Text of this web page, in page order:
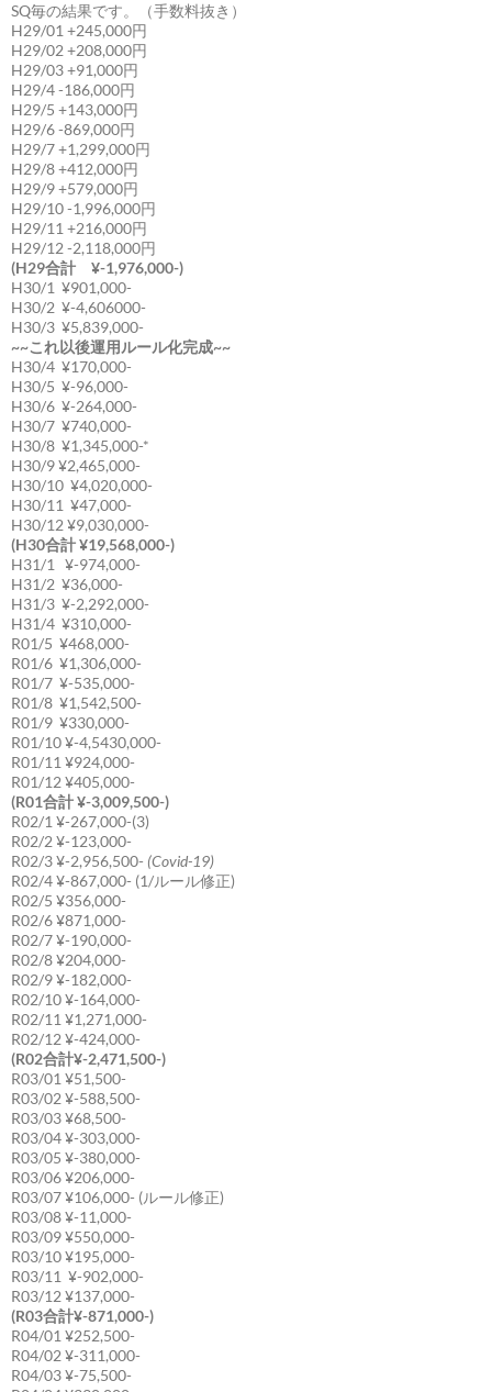
SQ毎の結果です。（手数料抜き）
H29/01 +245,000円
H29/02 +208,000円
H29/03 +91,000円
H29/4 -186,000円
H29/5 +143,000円
H29/6 -869,000円
H29/7 +1,299,000円
H29/8 +412,000円
H29/9 +579,000円
H29/10 -1,996,000円
H29/11 +216,000円
H29/12 -2,118,000円
(H29合計 ¥-1,976,000-)
H30/1 ¥901,000-
H30/2 ¥-4,606000-
H30/3 ¥5,839,000-
~~これ以後運用ルール化完成~~
H30/4 ¥170,000-
H30/5 ¥-96,000-
H30/6 ¥-264,000-
H30/7 ¥740,000-
H30/8 ¥1,345,000-*
H30/9 ¥2,465,000-
H30/10 ¥4,020,000-
H30/11 ¥47,000-
H30/12 ¥9,030,000-
(H30合計 ¥19,568,000-)
H31/1 ¥-974,000-
H31/2 ¥36,000-
H31/3 ¥-2,292,000-
H31/4 ¥310,000-
R01/5 ¥468,000-
R01/6 ¥1,306,000-
R01/7 ¥-535,000-
R01/8 ¥1,542,500-
R01/9 ¥330,000-
R01/10 ¥-4,5430,000-
R01/11 ¥924,000-
R01/12 ¥405,000-
(R01合計 ¥-3,009,500-)
R02/1 ¥-267,000-(3)
R02/2 ¥-123,000-
R02/3 ¥-2,956,500- (Covid-19)
R02/4 ¥-867,000- (1/ルール修正)
R02/5 ¥356,000-
R02/6 ¥871,000-
R02/7 ¥-190,000-
R02/8 ¥204,000-
R02/9 ¥-182,000-
R02/10 ¥-164,000-
R02/11 ¥1,271,000-
R02/12 ¥-424,000-
(R02合計¥-2,471,500-)
R03/01 ¥51,500-
R03/02 ¥-588,500-
R03/03 ¥68,500-
R03/04 ¥-303,000-
R03/05 ¥-380,000-
R03/06 ¥206,000-
R03/07 ¥106,000- (ルール修正)
R03/08 ¥-11,000-
R03/09 ¥550,000-
R03/10 ¥195,000-
R03/11 ¥-902,000-
R03/12 ¥137,000-
(R03合計¥-871,000-)
R04/01 ¥252,500-
R04/02 ¥-311,000-
R04/03 ¥-75,500-